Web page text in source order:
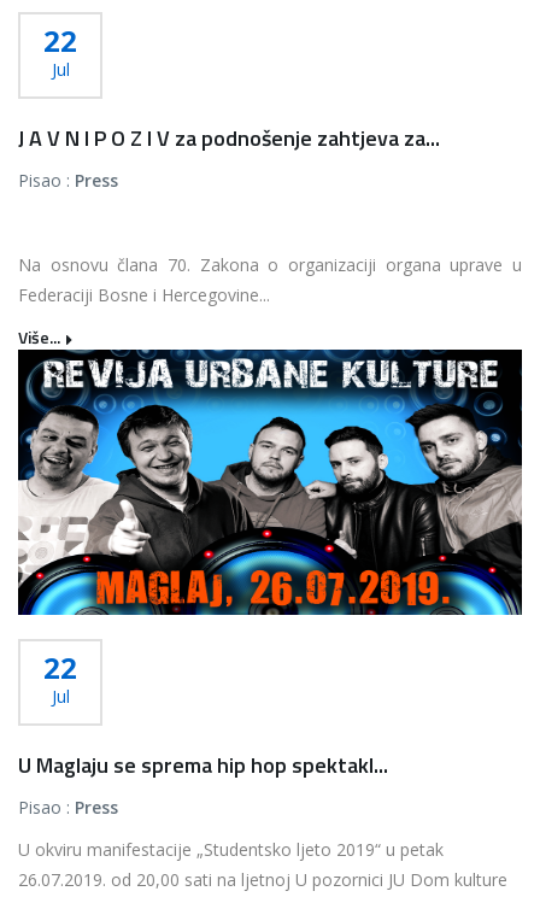
22
Jul
J A V N I P O Z I V za podnošenje zahtjeva za...
Pisao : Press
Na osnovu člana 70. Zakona o organizaciji organa uprave u
Federaciji Bosne i Hercegovine...
Više...
22
Jul
U Maglaju se sprema hip hop spektakl...
Pisao : Press
U okviru manifestacije „Studentsko ljeto 2019“ u petak
26.07.2019. od 20,00 sati na ljetnoj U pozornici JU Dom kulture